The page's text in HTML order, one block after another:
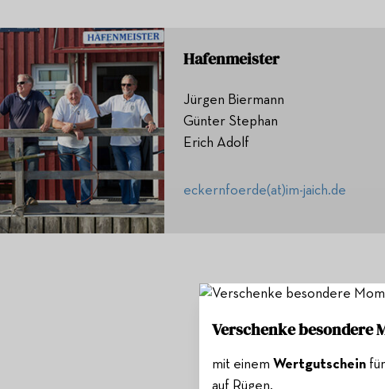
Hafenmeister
Jürgen Biermann
Günter Stephan
Erich Adolf
eckernfoerde(at)im-jaich.de
Verschenke besondere
mit einem Wertgutschein
auf Rügen.